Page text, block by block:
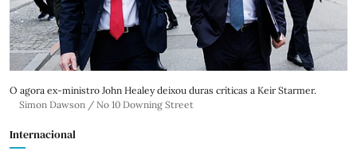
O agora ex-ministro John Healey deixou duras críticas a Keir Starmer.
Simon Dawson / No 10 Downing Street
Internacional